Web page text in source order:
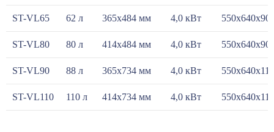
ST-VL65 62 л 365x484 мм 4,0 кВт
ST-VL80 80 л 414x484 мм 4,0 кВт
ST-VL90 88 л 365x734 мм 4,0 кВт
ST-VL110 110 л 414x734 мм 4,0 кВт